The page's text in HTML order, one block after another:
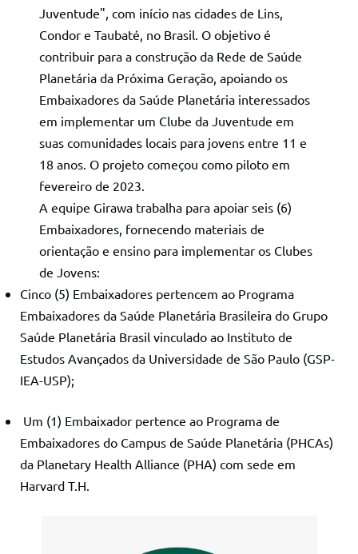
Juventude", com início nas cidades de Lins,
Condor e Taubaté, no Brasil. O objetivo é
contribuir para a construção da Rede de Saúde
Planetária da Próxima Geração, apoiando os
Embaixadores da Saúde Planetária interessados
em implementar um Clube da Juventude em
suas comunidades locais para jovens entre 11 e
18 anos. O projeto começou como piloto em
fevereiro de 2023.
A equipe Girawa trabalha para apoiar seis (6)
Embaixadores, fornecendo materiais de
orientação e ensino para implementar os Clubes
de Jovens:
Cinco (5) Embaixadores pertencem ao Programa
Embaixadores da Saúde Planetária Brasileira do Grupo
Saúde Planetária Brasil vinculado ao Instituto de
Estudos Avançados da Universidade de São Paulo (GSP-
IEA-USP);
Um (1) Embaixador pertence ao Programa de
Embaixadores do Campus de Saúde Planetária (PHCAs)
da Planetary Health Alliance (PHA) com sede em
Harvard T.H.